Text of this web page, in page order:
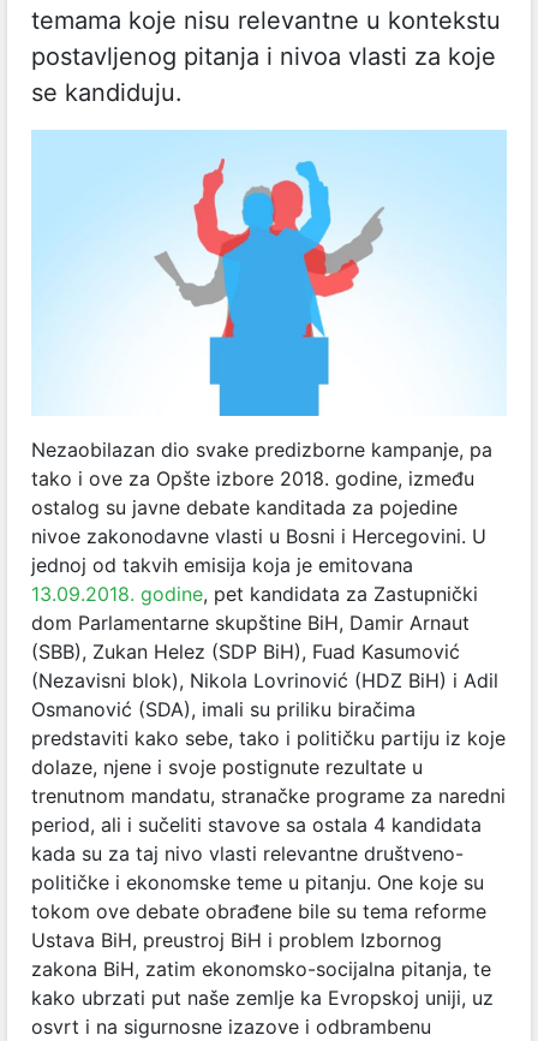
temama koje nisu relevantne u kontekstu
postavljenog pitanja i nivoa vlasti za koje
se kandiduju.
Nezaobilazan dio svake predizborne kampanje, pa
tako i ove za Opšte izbore 2018. godine, između
ostalog su javne debate kanditada za pojedine
nivoe zakonodavne vlasti u Bosni i Hercegovini. U
jednoj od takvih emisija koja je emitovana
13.09.2018. godine, pet kandidata za Zastupnički
dom Parlamentarne skupštine BiH, Damir Arnaut
(SBB), Zukan Helez (SDP BiH), Fuad Kasumović
(Nezavisni blok), Nikola Lovrinović (HDZ BiH) i Adil
Osmanović (SDA), imali su priliku biračima
predstaviti kako sebe, tako i političku partiju iz koje
dolaze, njene i svoje postignute rezultate u
trenutnom mandatu, stranačke programe za naredni
period, ali i sučeliti stavove sa ostala 4 kandidata
kada su za taj nivo vlasti relevantne društveno-
političke i ekonomske teme u pitanju. One koje su
tokom ove debate obrađene bile su tema reforme
Ustava BiH, preustroj BiH i problem Izbornog
zakona BiH, zatim ekonomsko-socijalna pitanja, te
kako ubrzati put naše zemlje ka Evropskoj uniji, uz
osvrt i na sigurnosne izazove i odbrambenu